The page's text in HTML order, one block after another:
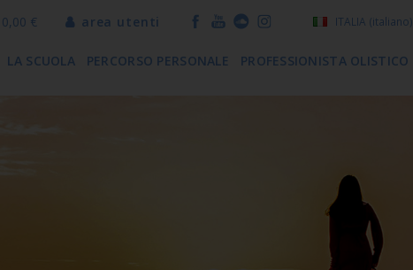
ITALIA (italiano)
area utenti
0,00 €
LA SCUOLA PERCORSO PERSONALE PROFESSIONISTA OLISTICO